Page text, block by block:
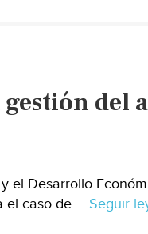
del
Desarrollo
el caso de … Seguir